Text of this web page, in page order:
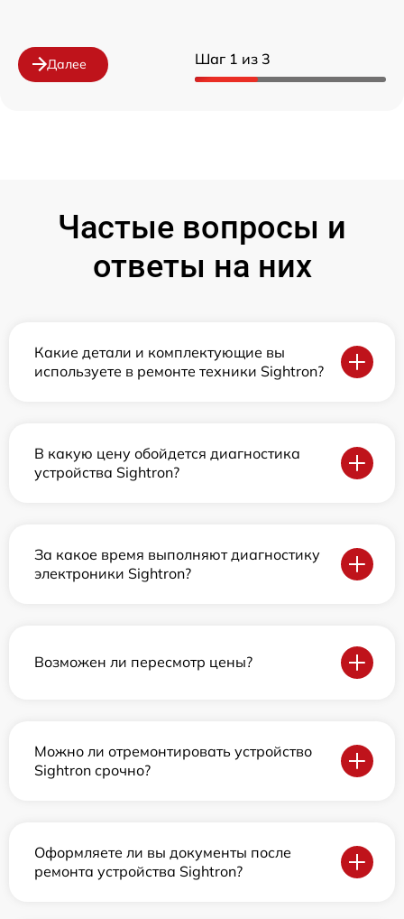
Шаг 1 из 3
Далее
Частые вопросы и
ответы на них
Какие детали и комплектующие вы
используете в ремонте техники Sightron?
В какую цену обойдется диагностика
устройства Sightron?
За какое время выполняют диагностику
электроники Sightron?
Возможен ли пересмотр цены?
Можно ли отремонтировать устройство
Sightron срочно?
Оформляете ли вы документы после
ремонта устройства Sightron?